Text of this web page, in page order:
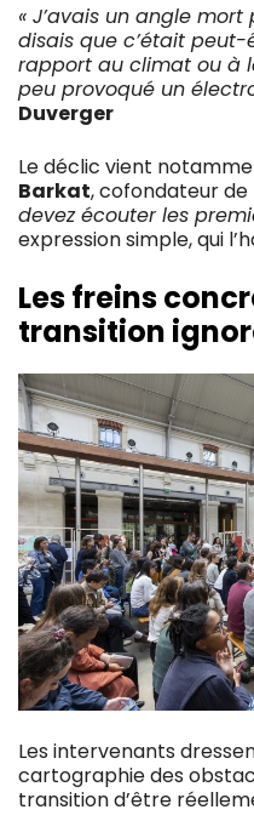
« J’avais un angle
disais que c’était
rapport au climat ou à
peu provoqué un
Duverger
Le déclic vient
Barkat, cofondateur de
devez écouter les
expression simple, qui
Les freins
transition
Les intervenants
cartographie des
transition d’être